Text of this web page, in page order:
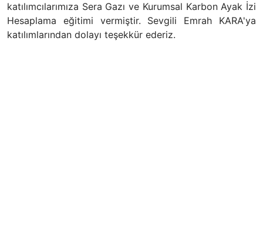
katılımcılarımıza Sera Gazı ve Kurumsal Karbon Ayak İzi
Hesaplama eğitimi vermiştir. Sevgili Emrah KARA'ya
katılımlarından dolayı teşekkür ederiz.